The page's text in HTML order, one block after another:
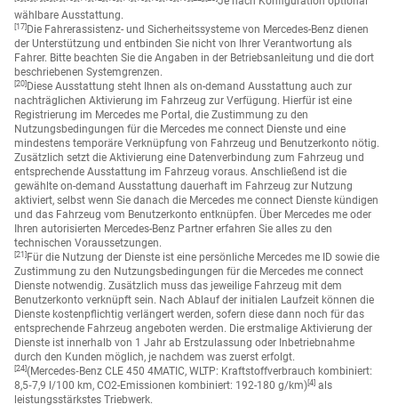
[5],[6],[7],[8],[9],[10],[11],[12],[13],[14],[15],[16],[18],[19],[22],[23]
wählbare Ausstattung.
[17]Die Fahrerassistenz- und Sicherheitssysteme von Mercedes-Benz dienen
der Unterstützung und entbinden Sie nicht von Ihrer Verantwortung als
Fahrer. Bitte beachten Sie die Angaben in der Betriebsanleitung und die dort
beschriebenen Systemgrenzen.
[20]Diese Ausstattung steht Ihnen als on-demand Ausstattung auch zur
nachträglichen Aktivierung im Fahrzeug zur Verfügung. Hierfür ist eine
Registrierung im Mercedes me Portal, die Zustimmung zu den
Nutzungsbedingungen für die Mercedes me connect Dienste und eine
mindestens temporäre Verknüpfung von Fahrzeug und Benutzerkonto nötig.
Zusätzlich setzt die Aktivierung eine Datenverbindung zum Fahrzeug und
entsprechende Ausstattung im Fahrzeug voraus. Anschließend ist die
gewählte on-demand Ausstattung dauerhaft im Fahrzeug zur Nutzung
aktiviert, selbst wenn Sie danach die Mercedes me connect Dienste kündigen
und das Fahrzeug vom Benutzerkonto entknüpfen. Über Mercedes me oder
Ihren autorisierten Mercedes-Benz Partner erfahren Sie alles zu den
technischen Voraussetzungen.
[21]Für die Nutzung der Dienste ist eine persönliche Mercedes me ID sowie die
Zustimmung zu den Nutzungsbedingungen für die Mercedes me connect
Dienste notwendig. Zusätzlich muss das jeweilige Fahrzeug mit dem
Benutzerkonto verknüpft sein. Nach Ablauf der initialen Laufzeit können die
Dienste kostenpflichtig verlängert werden, sofern diese dann noch für das
entsprechende Fahrzeug angeboten werden. Die erstmalige Aktivierung der
Dienste ist innerhalb von 1 Jahr ab Erstzulassung oder Inbetriebnahme
durch den Kunden möglich, je nachdem was zuerst erfolgt.
[24](Mercedes‐Benz CLE 450 4MATIC, WLTP: Kraftstoffverbrauch kombiniert:
8,5‐7,9 l/100 km, CO2-Emissionen kombiniert: 192-180 g/km)